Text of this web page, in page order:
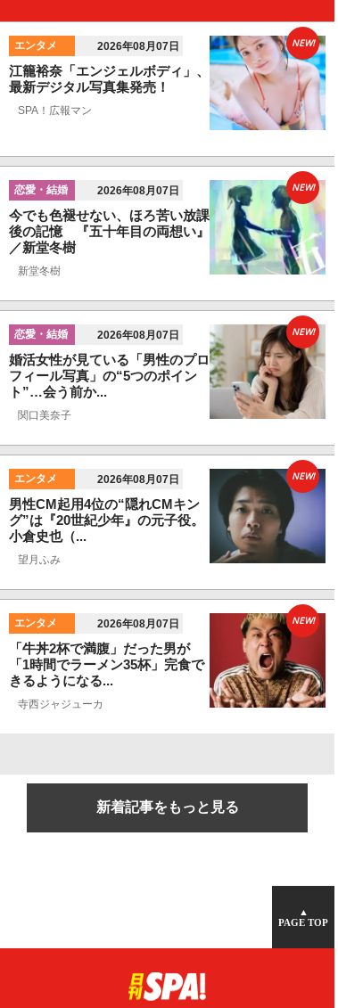
エンタメ 2026年08月07日
江籠裕奈「エンジェルボディ」、
最新デジタル写真集発売！
SPA！広報マン
NEW!
恋愛・結婚 2026年08月07日
今でも色褪せない、ほろ苦い放課
後の記憶 『五十年目の両想い』
／新堂冬樹
新堂冬樹
NEW!
恋愛・結婚 2026年08月07日
婚活女性が見ている「男性のプロ
フィール写真」の“5つのポイン
ト”…会う前か...
関口美奈子
NEW!
エンタメ 2026年08月07日
男性CM起用4位の“隠れCMキン
グ”は『20世紀少年』の元子役。
小倉史也（...
望月ふみ
NEW!
エンタメ 2026年08月07日
「牛丼2杯で満腹」だった男が
「1時間でラーメン35杯」完食で
きるようになる...
寺西ジャジューカ
NEW!
新着記事をもっと見る
▲
PAGE TOP